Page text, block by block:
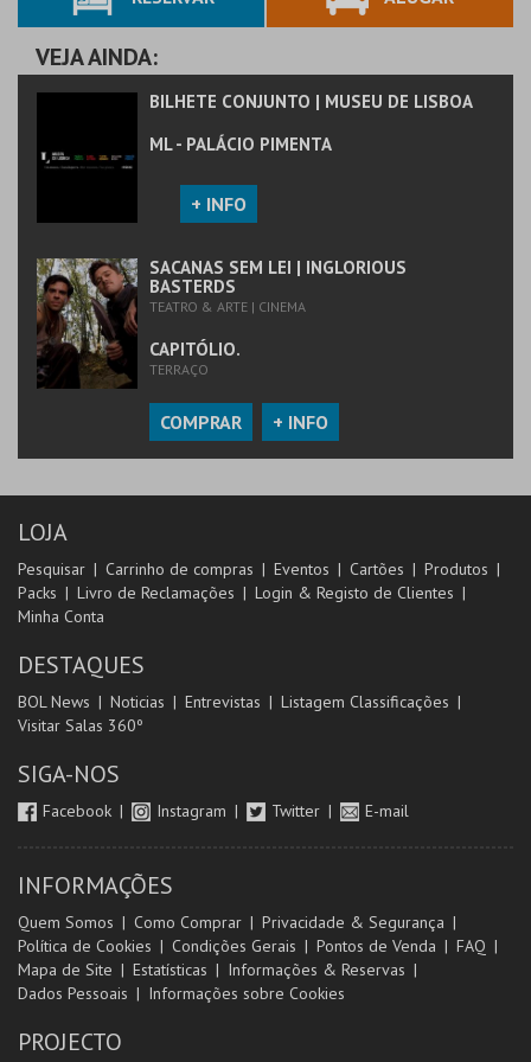
COMPRAR
VEJA AINDA:
BILHETE CONJUNTO | MUSEU DE LISBOA
ML - PALÁCIO PIMENTA
+ INFO
SACANAS SEM LEI | INGLORIOUS
BASTERDS
TEATRO & ARTE | CINEMA
CAPITÓLIO.
TERRAÇO
COMPRAR + INFO
LOJA
Pesquisar Carrinho de compras Eventos Cartões
Produtos
Packs
Livro de Reclamações
Login & Registo de Clientes
Minha Conta
DESTAQUES
BOL News Noticias Entrevistas
Listagem Classificações
Visitar Salas 360º
SIGA-NOS
Facebook Instagram Twitter E-mail
INFORMAÇÕES
Quem Somos Como Comprar
Privacidade & Segurança
Política de Cookies
Condições Gerais Pontos de Venda
FAQ
Mapa de Site
Estatísticas
Informações & Reservas
Dados Pessoais
Informações sobre Cookies
PROJECTO